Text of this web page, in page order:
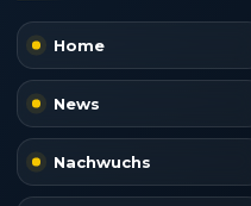
Home
News
Nachwuchs